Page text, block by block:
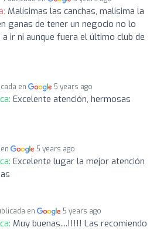
Malísimas las canchas, malísima la
ganas de tener un negocio no lo
ir ni aunque fuera el último club de
en 5 years ago
Excelente atención, hermosas
5 years ago
Excelente lugar la mejor atención
en 5 years ago
Muy buenas....!!!!! Las recomiendo